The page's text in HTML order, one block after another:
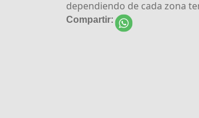
dependiendo de cada zona
Compartir: